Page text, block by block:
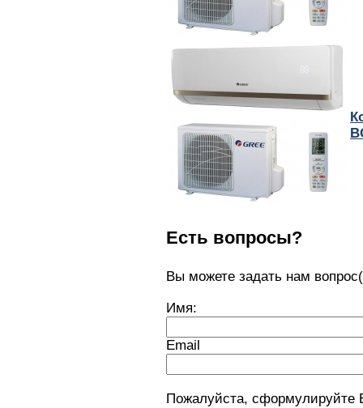
Есть вопросы?
Вы можете задать нам
Имя:
Email
Пожалуйста, сформулируйте